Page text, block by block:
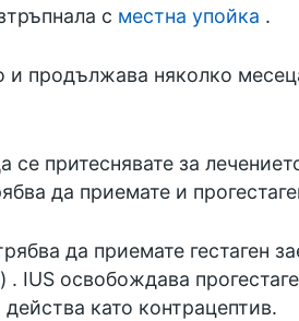
с местна упойка .
и продължава няколко
притеснявате за
да приемате и
да приемате гестаген
. IUS освобождава
като контрацептив.